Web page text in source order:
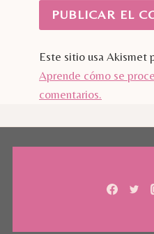
Este sitio usa Akismet
Aprende cómo se
comentarios.